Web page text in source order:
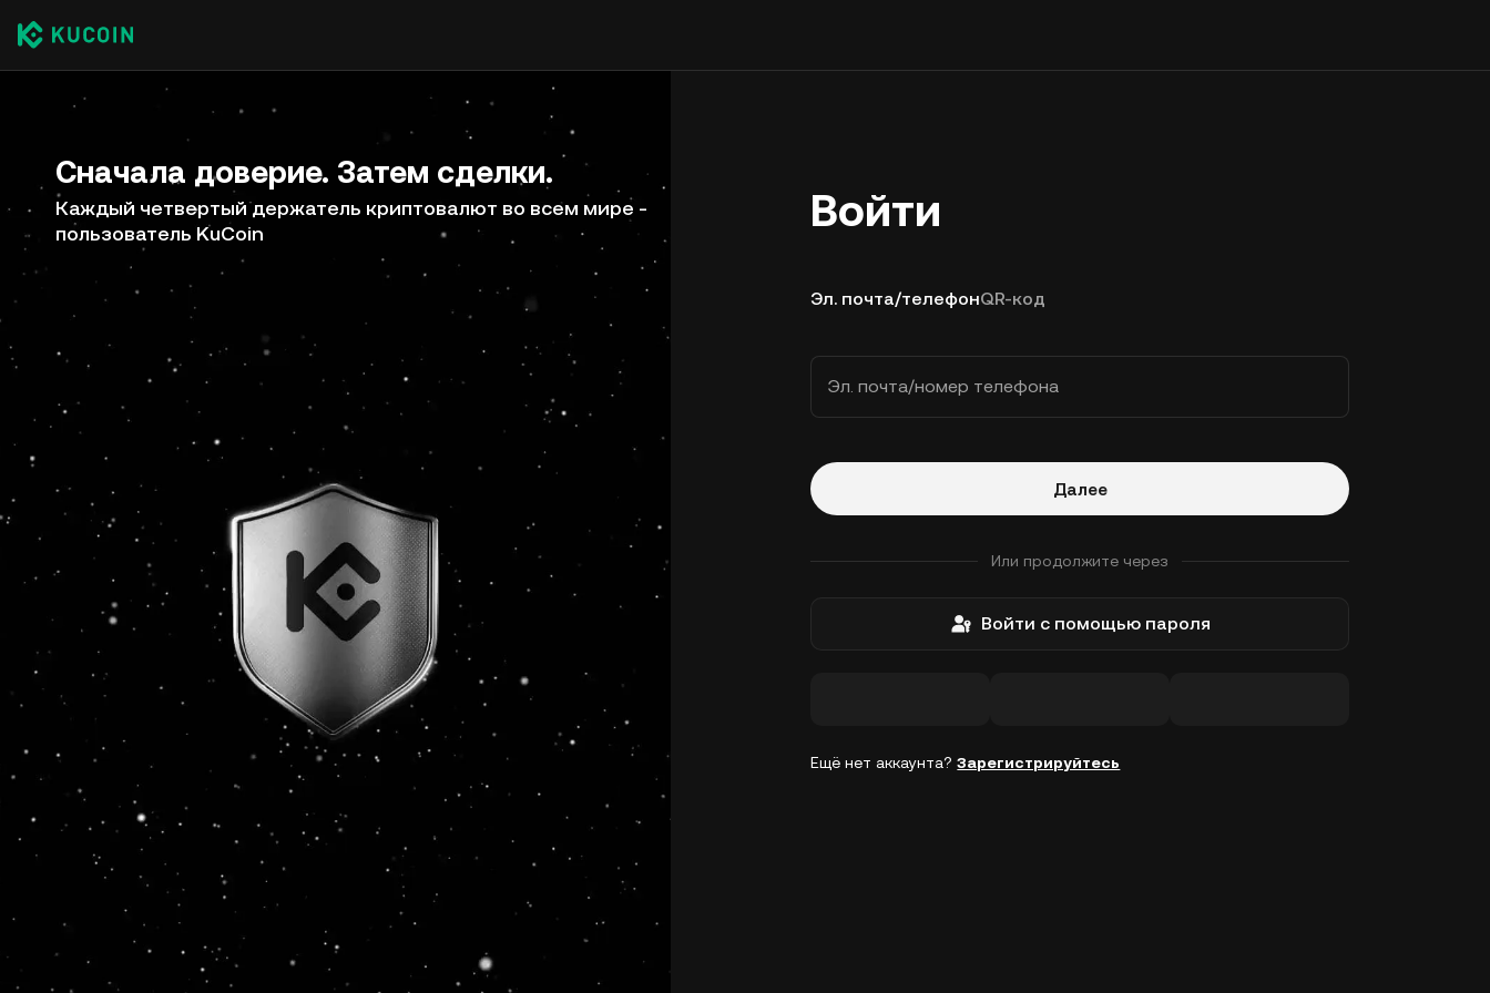
Сначала доверие. Затем сделки.
Каждый четвертый держатель криптовалют во всем мире -
пользователь KuCoin
Войти
Эл. почта/телефонQR-код
Эл. почта/номер телефона
Далее
Или продолжите через
Войти с помощью пароля
Ещё нет аккаунта?Зарегистрируйтесь